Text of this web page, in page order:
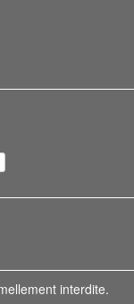
interdite.